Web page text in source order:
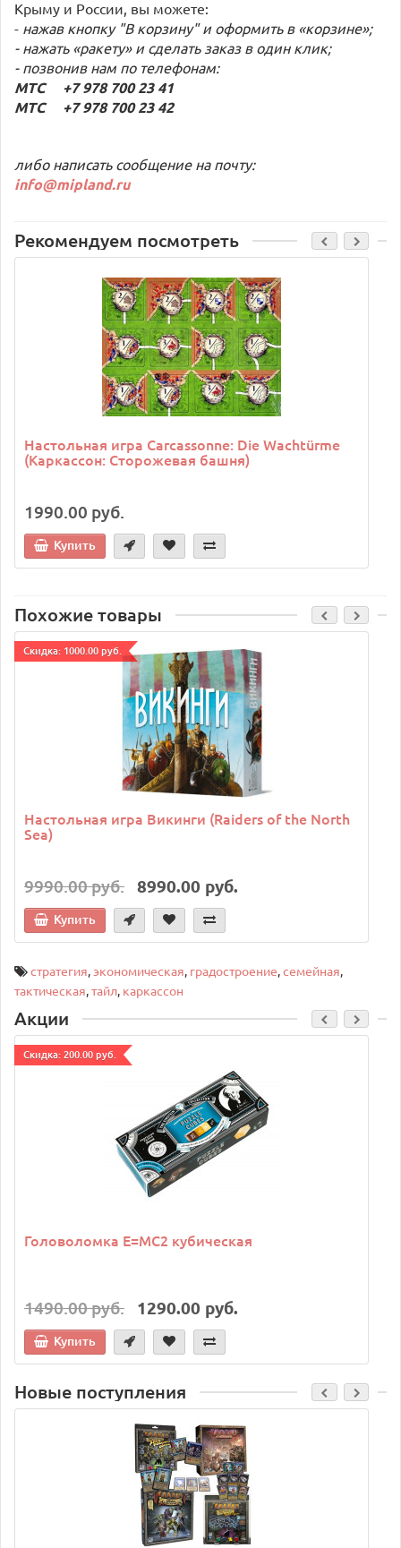
Крыму и России, вы можете:
- нажав кнопку "В корзину" и оформить в «корзине»;
- нажать «ракету» и сделать заказ в один клик;
- позвонив нам по телефонам:
МТС +7 978 700 23 41
МТС +7 978 700 23 42
либо написать сообщение на почту:
info@mipland.ru
Рекомендуем посмотреть
Настольная игра Carcassonne: Die Wachtürme
(Каркассон: Сторожевая башня)
1990.00 руб.
Купить
Похожие товары
Cкидка: 1000.00 руб.
Настольная игра Викинги (Raiders of the North
Sea)
9990.00 руб. 8990.00 руб.
Купить
стратегия, экономическая, градостроение,семейная,
тактическая,тайл, каркассон
Акции
Cкидка: 200.00 руб.
Головоломка E=MC2 кубическая
1490.00 руб. 1290.00 руб.
Купить
Новые поступления